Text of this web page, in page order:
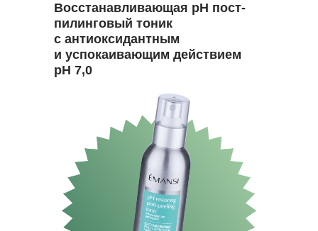
Восстанавливающая рН пост-
пилинговый тоник
с антиоксидантным
и успокаивающим действием
рН 7,0